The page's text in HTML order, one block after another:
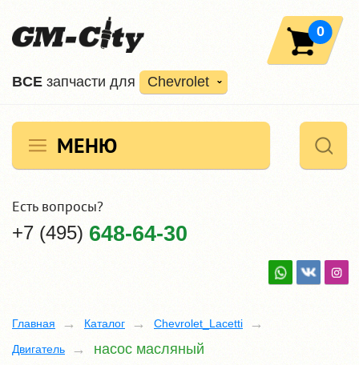
ВCE запчасти для Chevrolet
0
МЕНЮ
Есть вопросы?
+7 (495) 648-64-30
Главная Каталог
Chevrolet_Lacetti
Двигатель
насос масляный